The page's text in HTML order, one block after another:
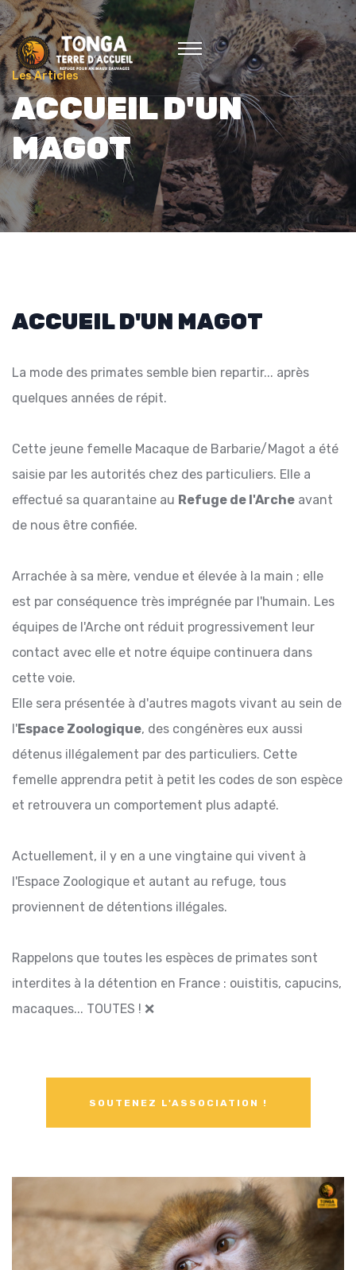
Les Articles
ACCUEIL D'UN
MAGOT
ACCUEIL D'UN MAGOT
La mode des primates semble bien repartir... après
quelques années de répit.
Cette jeune femelle Macaque de Barbarie/Magot a été
saisie par les autorités chez des particuliers. Elle a
effectué sa quarantaine au Refuge de l'Arche avant
de nous être confiée.
Arrachée à sa mère, vendue et élevée à la main ; elle
est par conséquence très imprégnée par l'humain. Les
équipes de l'Arche ont réduit progressivement leur
contact avec elle et notre équipe continuera dans
cette voie.
Elle sera présentée à d'autres magots vivant au sein de
l'Espace Zoologique, des congénères eux aussi
détenus illégalement par des particuliers. Cette
femelle apprendra petit à petit les codes de son espèce
et retrouvera un comportement plus adapté.
Actuellement, il y en a une vingtaine qui vivent à
l'Espace Zoologique et autant au refuge, tous
proviennent de détentions illégales.
Rappelons que toutes les espèces de primates sont
interdites à la détention en France : ouistitis, capucins,
macaques... TOUTES ! ❌
SOUTENEZ L'ASSOCIATION !